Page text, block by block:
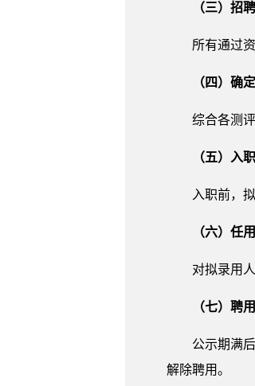
（三）招
所有通过
（四）确
综合各测
（五）入
入职前，
（六）任
对拟录用
（七）聘用
公示期满
解除聘用。